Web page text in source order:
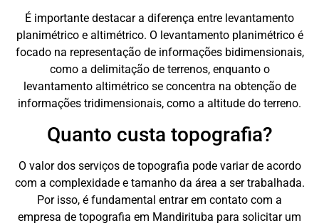
É importante destacar a diferença entre levantamento
planimétrico e altimétrico. O levantamento planimétrico é
focado na representação de informações bidimensionais,
como a delimitação de terrenos, enquanto o
levantamento altimétrico se concentra na obtenção de
informações tridimensionais, como a altitude do terreno.
Quanto custa topografia?
O valor dos serviços de topografia pode variar de acordo
com a complexidade e tamanho da área a ser trabalhada.
Por isso, é fundamental entrar em contato com a
empresa de topografia em Mandirituba para solicitar um